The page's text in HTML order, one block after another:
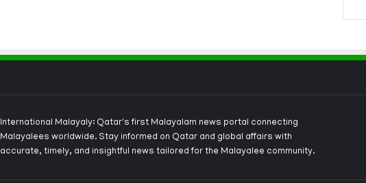
International Malayaly: Qatar's first Malayalam news portal connecting
Malayalees worldwide. Stay informed on Qatar and global affairs with
accurate, timely, and insightful news tailored for the Malayalee community.